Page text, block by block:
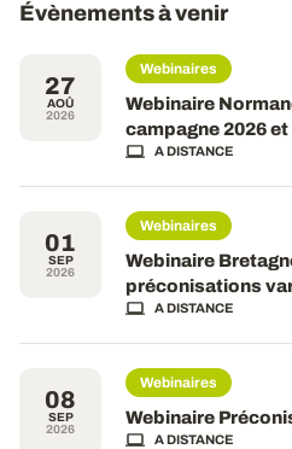
Évènements à venir
27
AOÛ
2026
Webinaires
Webinaire
campagne 2026
A DISTANCE
01
SEP
2026
Webinaires
Webinaire
préconisations
A DISTANCE
08
SEP
2026
Webinaires
Webinaire
A DISTANCE